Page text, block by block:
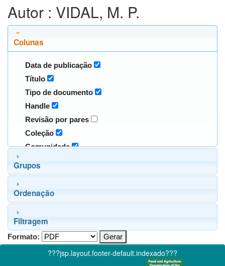
Autor : VIDAL, M. P.
Colunas
Data de publicação
Título
Tipo de documento
Handle
Revisão por pares
Coleção
Comunidade
Grupos
Ordenação
Filtragem
Formato:
???jsp.layout.footer-default.indexado???